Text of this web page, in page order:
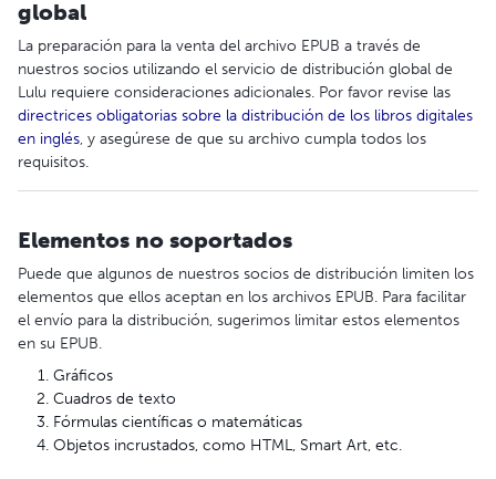
global
La preparación para la venta del archivo EPUB a través de
nuestros socios utilizando el servicio de distribución global de
Lulu requiere consideraciones adicionales. Por favor revise las
directrices obligatorias sobre la distribución de los libros digitales
en inglés, y asegúrese de que su archivo cumpla todos los
requisitos.
Elementos no soportados
Puede que algunos de nuestros socios de distribución limiten los
elementos que ellos aceptan en los archivos EPUB. Para facilitar
el envío para la distribución, sugerimos limitar estos elementos
en su EPUB.
Gráficos
Cuadros de texto
Fórmulas científicas o matemáticas
Objetos incrustados, como HTML, Smart Art, etc.